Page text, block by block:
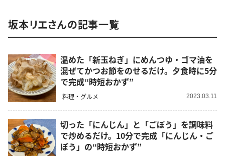
坂本リエさんの記事一覧
温めた「新玉ねぎ」にめんつゆ・ゴマ油を
混ぜてかつお節をのせるだけ。夕食時に5分
で完成“時短おかず”
料理・グルメ 2023.03.11
切った「にんじん」と「ごぼう」を調味料
で炒めるだけ。10分で完成「にんじん・ご
ぼう」の“時短おかず”